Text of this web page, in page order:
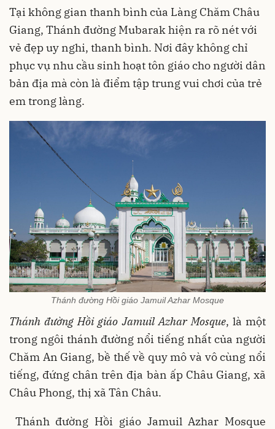
Tại không gian thanh bình của Làng Chăm Châu
Giang, Thánh đường Mubarak hiện ra rõ nét với
vẻ đẹp uy nghi, thanh bình. Nơi đây không chỉ
phục vụ nhu cầu sinh hoạt tôn giáo cho người dân
bản địa mà còn là điểm tập trung vui chơi của trẻ
em trong làng.
Thánh đường Hồi giáo Jamuil Azhar Mosque
Thánh đường Hồi giáo Jamuil Azhar Mosque, là một
trong ngôi thánh đường nổi tiếng nhất của người
Chăm An Giang, bề thế về quy mô và vô cùng nổi
tiếng, đứng chân trên địa bàn ấp Châu Giang, xã
Châu Phong, thị xã Tân Châu.
Thánh đường Hồi giáo Jamuil Azhar Mosque